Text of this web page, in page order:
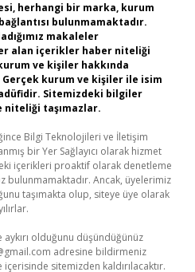
herhangi bir marka, kurum
bulunmamaktadır.
makaleler
alan içerikler haber niteliği
ve kişiler hakkında
Gerçek kurum ve kişiler ile isim
Sitemizdeki bilgiler
taşımazlar.
Bilgi Teknolojileri ve İletişim
bir Yer Sağlayıcı olarak hizmet
içerikleri proaktif olarak denetleme
bulunmamaktadır. Ancak, üyelerimiz
taşımakta olup, siteye üye olarak
olduğunu düşündüğünüz
adresine bildirmeniz
sitemizden kaldırılacaktır.